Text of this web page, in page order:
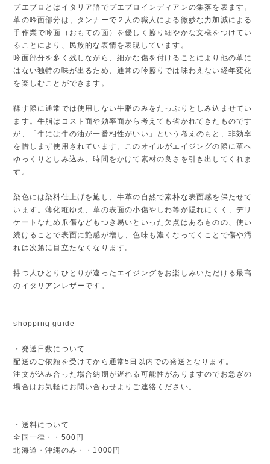
プエブロとはイタリア語でプエブロインディアンの集落を表ます。
革の吟面部分は、タンナーで２人の職人による微妙な力加減による
手作業で吟面（おもての面）を優しく擦り細やかな文様をつけてい
ることにより、民族的な表情を表現しています。
吟面部分を多く残しながら、細かな傷を付けることにより他の革に
はない独特の味が出るため、通常の吟擦りでは味わえない経年変化
を楽しむことができます。
鞣す際に通常では使用しない牛脂のみをたっぷりとしみ込ませてい
ます。牛脂はコスト面や効率面から考えても省かれてきたものです
が、「牛には牛の油が一番相性がいい」という考えのもと、非効率
を惜しまず使用されています。このオイルがエイジングの際に革へ
ゆっくりとしみ込み、時間をかけて素材の良さを引き出してくれま
す。
染色には染料仕上げを施し、牛革の自然で素朴な表面感を保たせて
います。薄化粧ゆえ、革の表面の小傷やしわ等が隠れにくく、デリ
ケートなため爪傷などもつき易いといった欠点はあるものの、使い
続けることで表面に艶感が増し、色味も濃くなってくことで傷や汚
れは次第に目立たなくなります。
持つ人ひとりひとりが違ったエイジングをお楽しみいただける最高
のイタリアンレザーです。
shopping guide
・発送日数について
配送のご依頼を受けてから通常5日以内での発送となります。
注文が込み合った場合納期が遅れる可能性がありますのでお急ぎの
場合はお気軽にお問い合わせよりご連絡ください。
・送料について
全国一律・・500円
北海道・沖縄のみ・・1000円